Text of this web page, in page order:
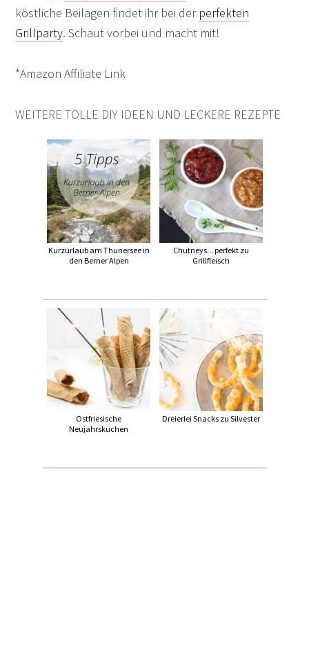
köstliche Beilagen findet ihr bei der perfekten
Grillparty. Schaut vorbei und macht mit!
*Amazon Affiliate Link
WEITERE TOLLE DIY IDEEN UND LECKERE REZEPTE
Kurzurlaub am Thunersee in
den Berner Alpen
Chutneys... perfekt zu
Grillfleisch
Ostfriesische
Neujahrskuchen
Dreierlei Snacks zu Silvester